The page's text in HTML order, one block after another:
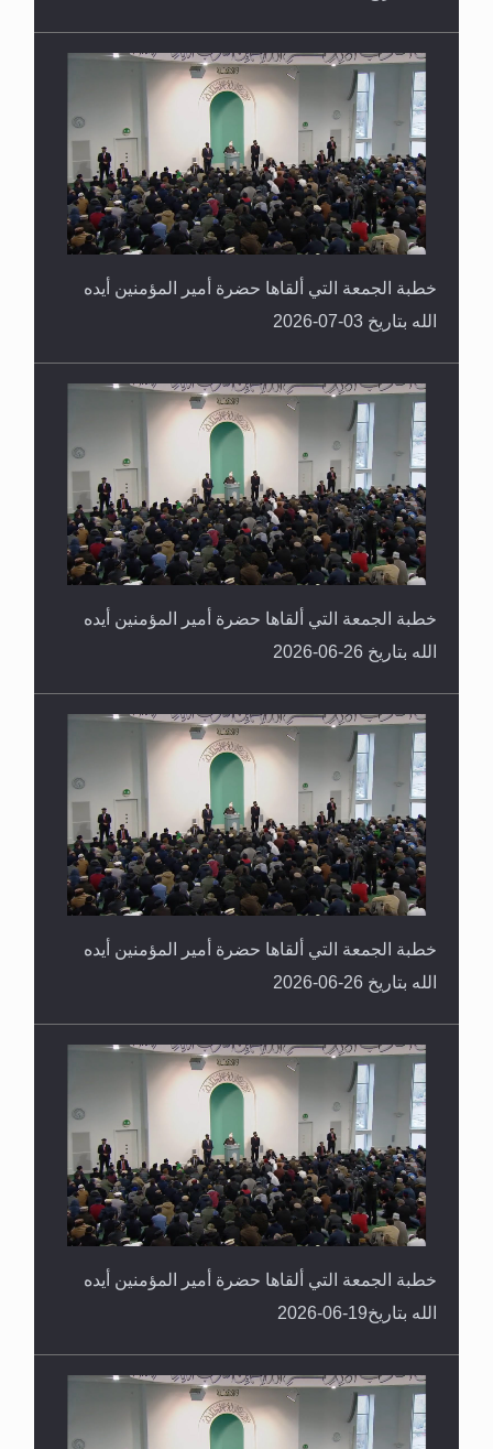
خطبة الجمعة التي ألقاها حضرة أمير المؤمنين أيده
الله بتاريخ 03-07-2026
خطبة الجمعة التي ألقاها حضرة أمير المؤمنين أيده
الله بتاريخ 26-06-2026
خطبة الجمعة التي ألقاها حضرة أمير المؤمنين أيده
الله بتاريخ 26-06-2026
خطبة الجمعة التي ألقاها حضرة أمير المؤمنين أيده
الله بتاريخ19-06-2026